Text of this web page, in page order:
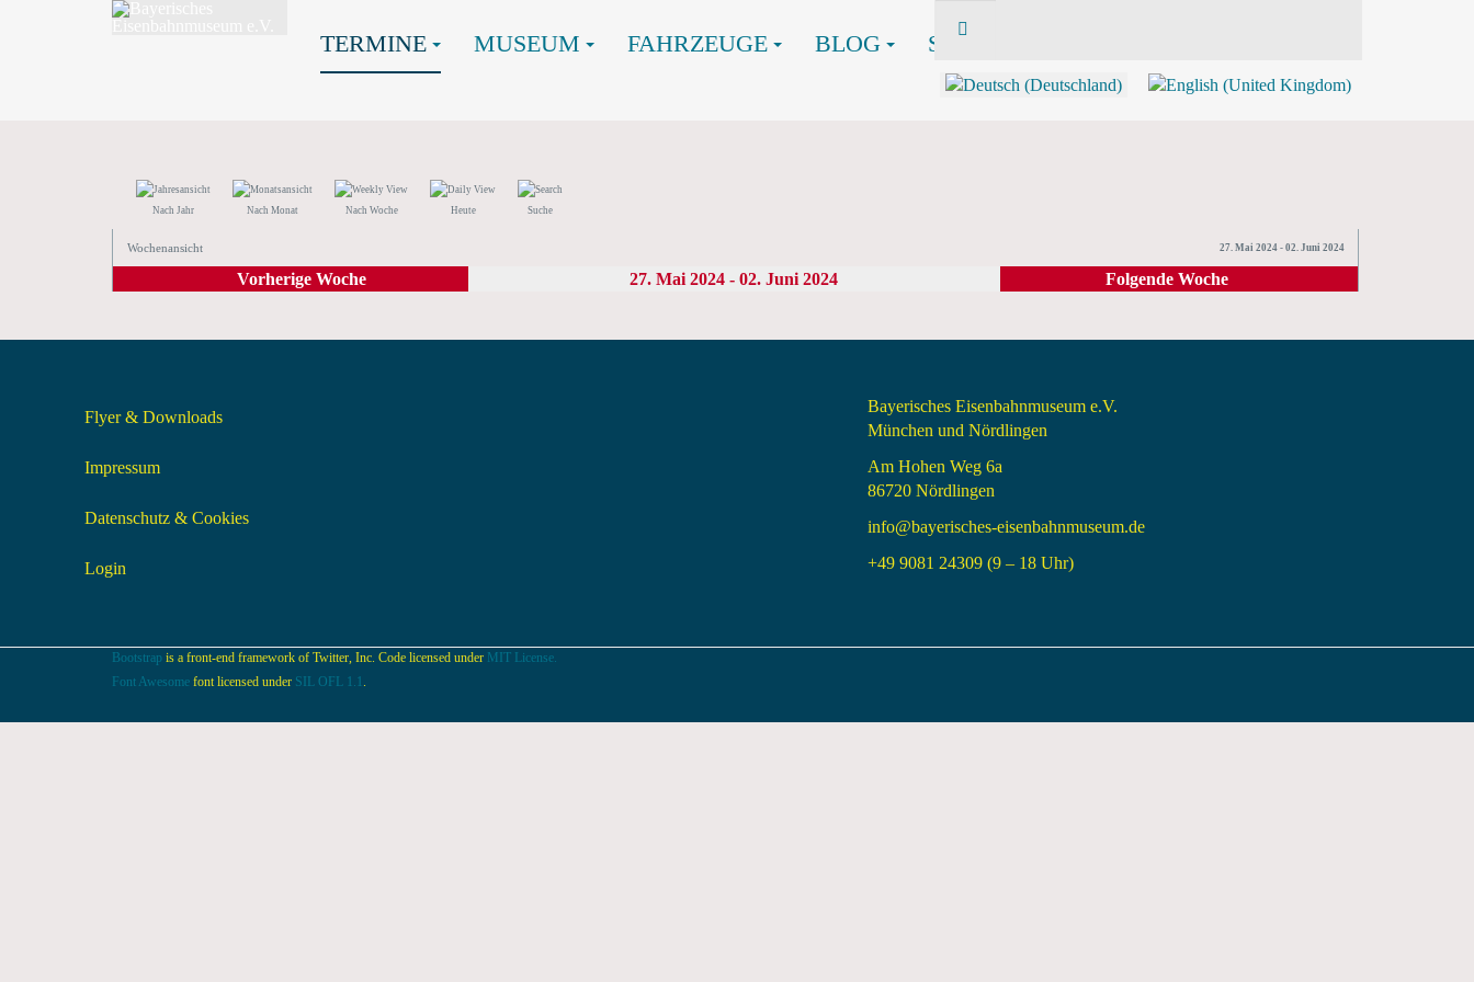
TERMINE MUSEUM FAHRZEUGE BLOG SHOP
Nach Jahr Nach Monat Nach Woche Heute Suche
Wochenansicht 27. Mai 2024 - 02. Juni 2024
Vorherige Woche 27. Mai 2024 - 02. Juni 2024 Folgende Woche
Flyer & Downloads
Impressum
Datenschutz & Cookies
Login
Bayerisches Eisenbahnmuseum e.V.
München und Nördlingen
Am Hohen Weg 6a
86720 Nördlingen
info@bayerisches-eisenbahnmuseum.de
+49 9081 24309 (9 – 18 Uhr)
Bootstrap is a front-end framework of Twitter, Inc. Code licensed under MIT License.
Font Awesome font licensed under SIL OFL 1.1 .